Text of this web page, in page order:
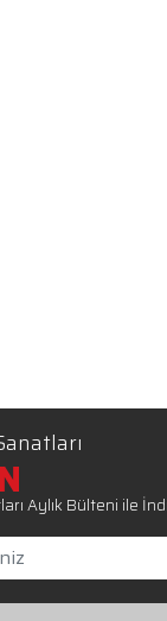
Aylık Bülteni ile